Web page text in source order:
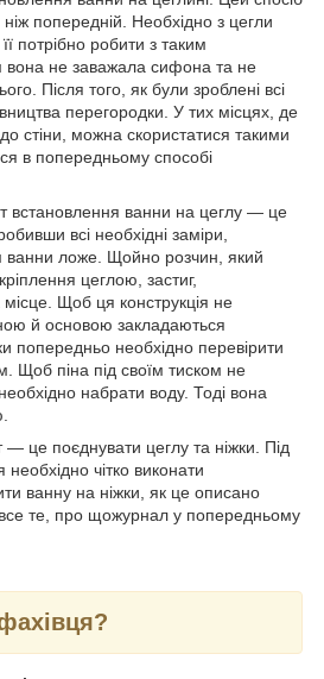
попередній. Необхідно з цегли
потрібно робити з таким
вона не заважала сифона та не
Після того, як були зроблені всі
перегородки. У тих місцях, де
стіни, можна скористатися такими
в попередньому способі
встановлення ванни на цеглу — це
всі необхідні заміри,
ванни ложе. Щойно розчин, який
цеглою, застиг,
Щоб ця конструкція не
й основою закладаються
попередньо необхідно перевірити
Щоб піна під своїм тиском не
набрати воду. Тоді вона
— це поєднувати цеглу та ніжки. Під
чітко виконати
ванну на ніжки, як це описано
те, про щожурнал у попередньому